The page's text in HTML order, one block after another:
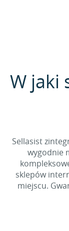
W jaki
Sellasist
wygodnie
sklepów
miejscu.